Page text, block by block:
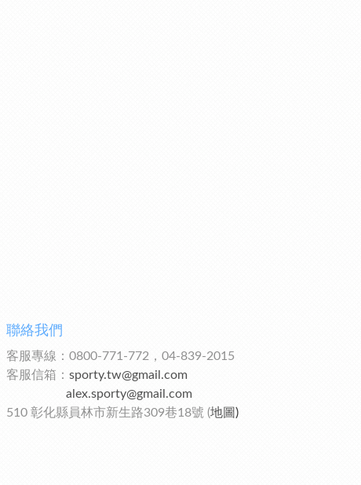
聯絡我們
客服專線：0800-771-772，04-839-2015
客服信箱： sporty.tw@gmail.com
alex.sporty@gmail.com
510 彰化縣員林市新生路309巷18號 (地圖 )